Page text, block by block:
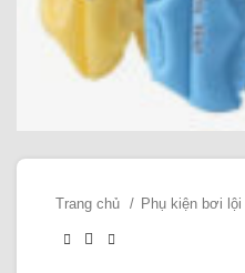
Trang chủ Phụ kiện bơi lội